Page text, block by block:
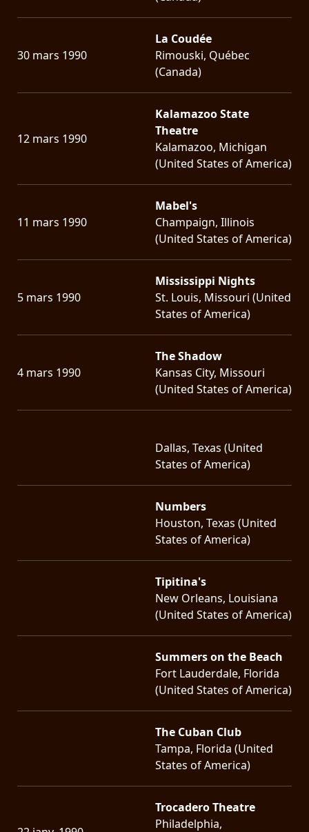
30 mars 1990
La Coudée
Rimouski, Québec
(Canada)
12 mars 1990
Kalamazoo State
Theatre
Kalamazoo, Michigan
(United States of America)
11 mars 1990
Mabel's
Champaign, Illinois
(United States of America)
5 mars 1990
Mississippi Nights
St. Louis, Missouri (United
States of America)
4 mars 1990
The Shadow
Kansas City, Missouri
(United States of America)
Dallas, Texas (United
States of America)
Numbers
Houston, Texas (United
States of America)
Tipitina's
New Orleans, Louisiana
(United States of America)
Summers on the Beach
Fort Lauderdale, Florida
(United States of America)
The Cuban Club
Tampa, Florida (United
States of America)
Trocadero Theatre
Philadelphia,